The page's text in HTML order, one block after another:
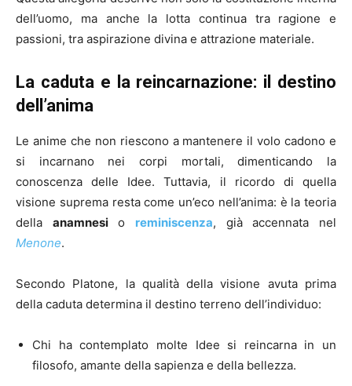
dell’uomo, ma anche la lotta continua tra ragione e
passioni, tra aspirazione divina e attrazione materiale.
La caduta e la reincarnazione: il destino
dell’anima
Le anime che non riescono a mantenere il volo cadono e
si incarnano nei corpi mortali, dimenticando la
conoscenza delle Idee. Tuttavia, il ricordo di quella
visione suprema resta come un’eco nell’anima: è la teoria
della anamnesio reminiscenza, già accennata nel
Menone.
Secondo Platone, la qualità della visione avuta prima
della caduta determina il destino terreno dell’individuo:
Chi ha contemplato molte Idee si reincarna in un
filosofo, amante della sapienza e della bellezza.